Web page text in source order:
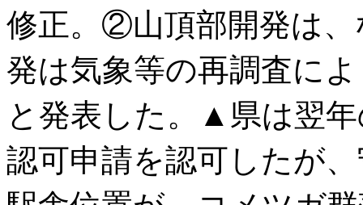
修正。②山頂部開発は
発は気象等の再調査に
と発表した。▲県は翌
認可申請を認可したが